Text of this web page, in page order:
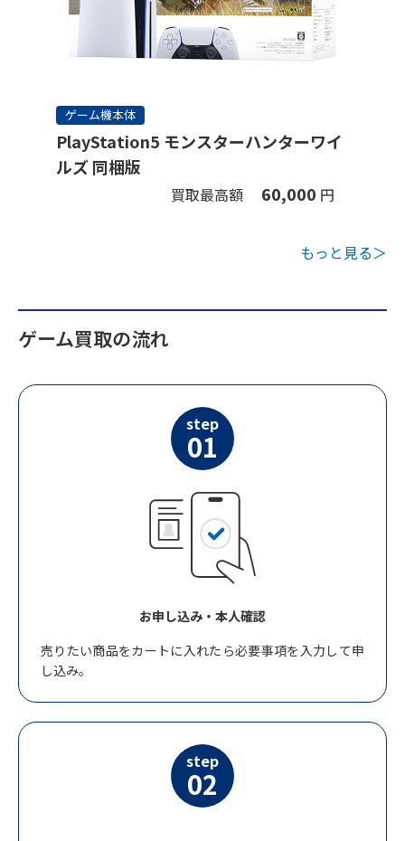
ゲーム機本体
PlayStation5 モンスターハンターワイ
ルズ 同梱版
買取最高額 60,000 円
もっと見る＞
ゲーム買取の流れ
step
01
お申し込み・本人確認
売りたい商品をカートに入れたら必要事項を入力して申
し込み。
step
02